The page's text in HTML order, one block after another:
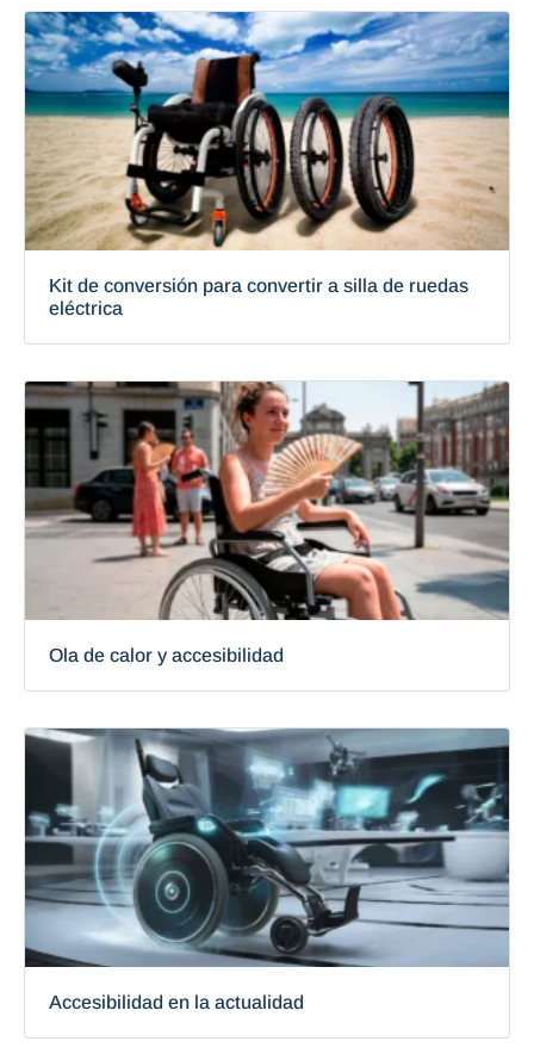
Kit de conversión para convertir a silla de ruedas
eléctrica
Ola de calor y accesibilidad
Accesibilidad en la actualidad